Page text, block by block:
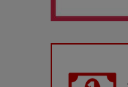
Adieu Jean-Pat : rire